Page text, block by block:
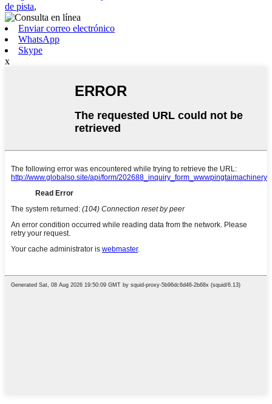
de pista,
Enviar correo electrónico
WhatsApp
Skype
x